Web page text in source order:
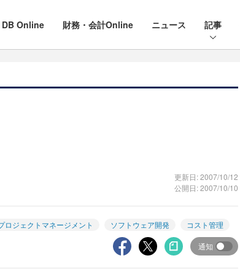
DB Online 財務・会計Online ニュース 記事
更新日: 2007/10/12
公開日: 2007/10/10
ロジェクトマネージメント ソフトウェア開発 コスト管理
通知